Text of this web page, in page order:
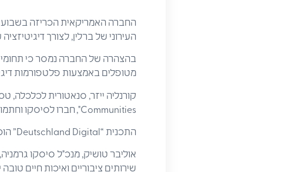
החברה האמריקאית הכריזה
העירוני של ברלין, לצורך
בהצהרה של החברה נמסר כי תחומי
מטופלים באמצעות פלטפורמות
Communities", חברו לסיסקו וחתמו על מסמך הבנות לפני השקעתה של סיסקו על סך 500 מיליון דולר.
התכנית “Deutschland Digital” הוכרזה על-ידי סיסקו בחודש מארס השנה, ואמורה לזרז את הדיגיטיזציה של המדינה.
אוליבר טושיק, מנכ"ל סיסקו
שירותים ציבוריים ואיכות חיים